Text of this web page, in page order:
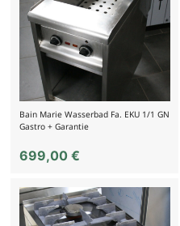
Bain Marie Wasserbad Fa. EKU 1/1 GN
Gastro + Garantie
699,00 €